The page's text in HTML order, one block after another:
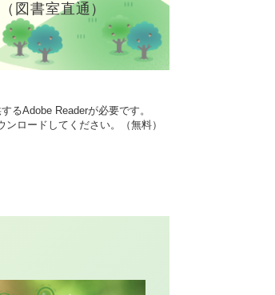
図書室直通）
るAdobe Readerが必要です。
ロードしてください。（無料）